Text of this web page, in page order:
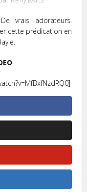
vrais adorateurs.
cette prédication en